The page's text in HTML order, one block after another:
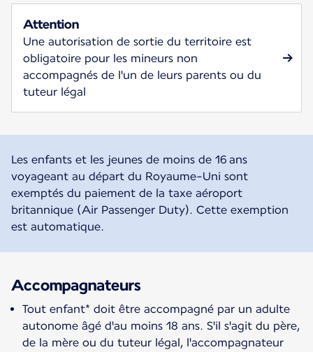
Attention
Une autorisation de sortie du territoire est
obligatoire pour les mineurs non
accompagnés de l'un de leurs parents ou du
tuteur légal
Les enfants et les jeunes de moins de 16 ans
voyageant au départ du Royaume-Uni sont
exemptés du paiement de la taxe aéroport
britannique (Air Passenger Duty). Cette exemption
est automatique.
Accompagnateurs
Tout enfant* doit être accompagné par un adulte
autonome âgé d'au moins 18 ans. S'il s'agit du père,
de la mère ou du tuteur légal, l'accompagnateur